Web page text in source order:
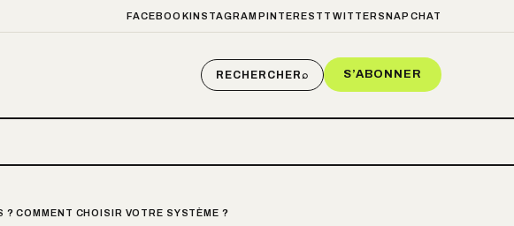
FACEBOOKINSTAGRAM PINTEREST TWITTER SNAPCHAT
RECHERCHER⌕ S’ABONNER
? COMMENT CHOISIR VOTRE SYSTÈME ?